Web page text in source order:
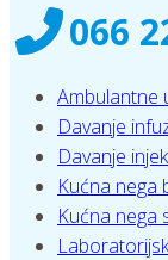
066
Ambulantne
Davanje
Davanje
Kućna nega
Kućna nega